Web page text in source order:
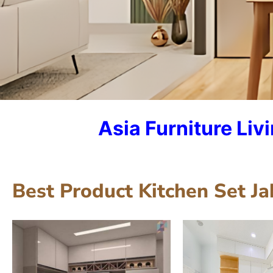
Kitchen Set
Konsultan
Asia Furniture
Best Product Kitchen Set